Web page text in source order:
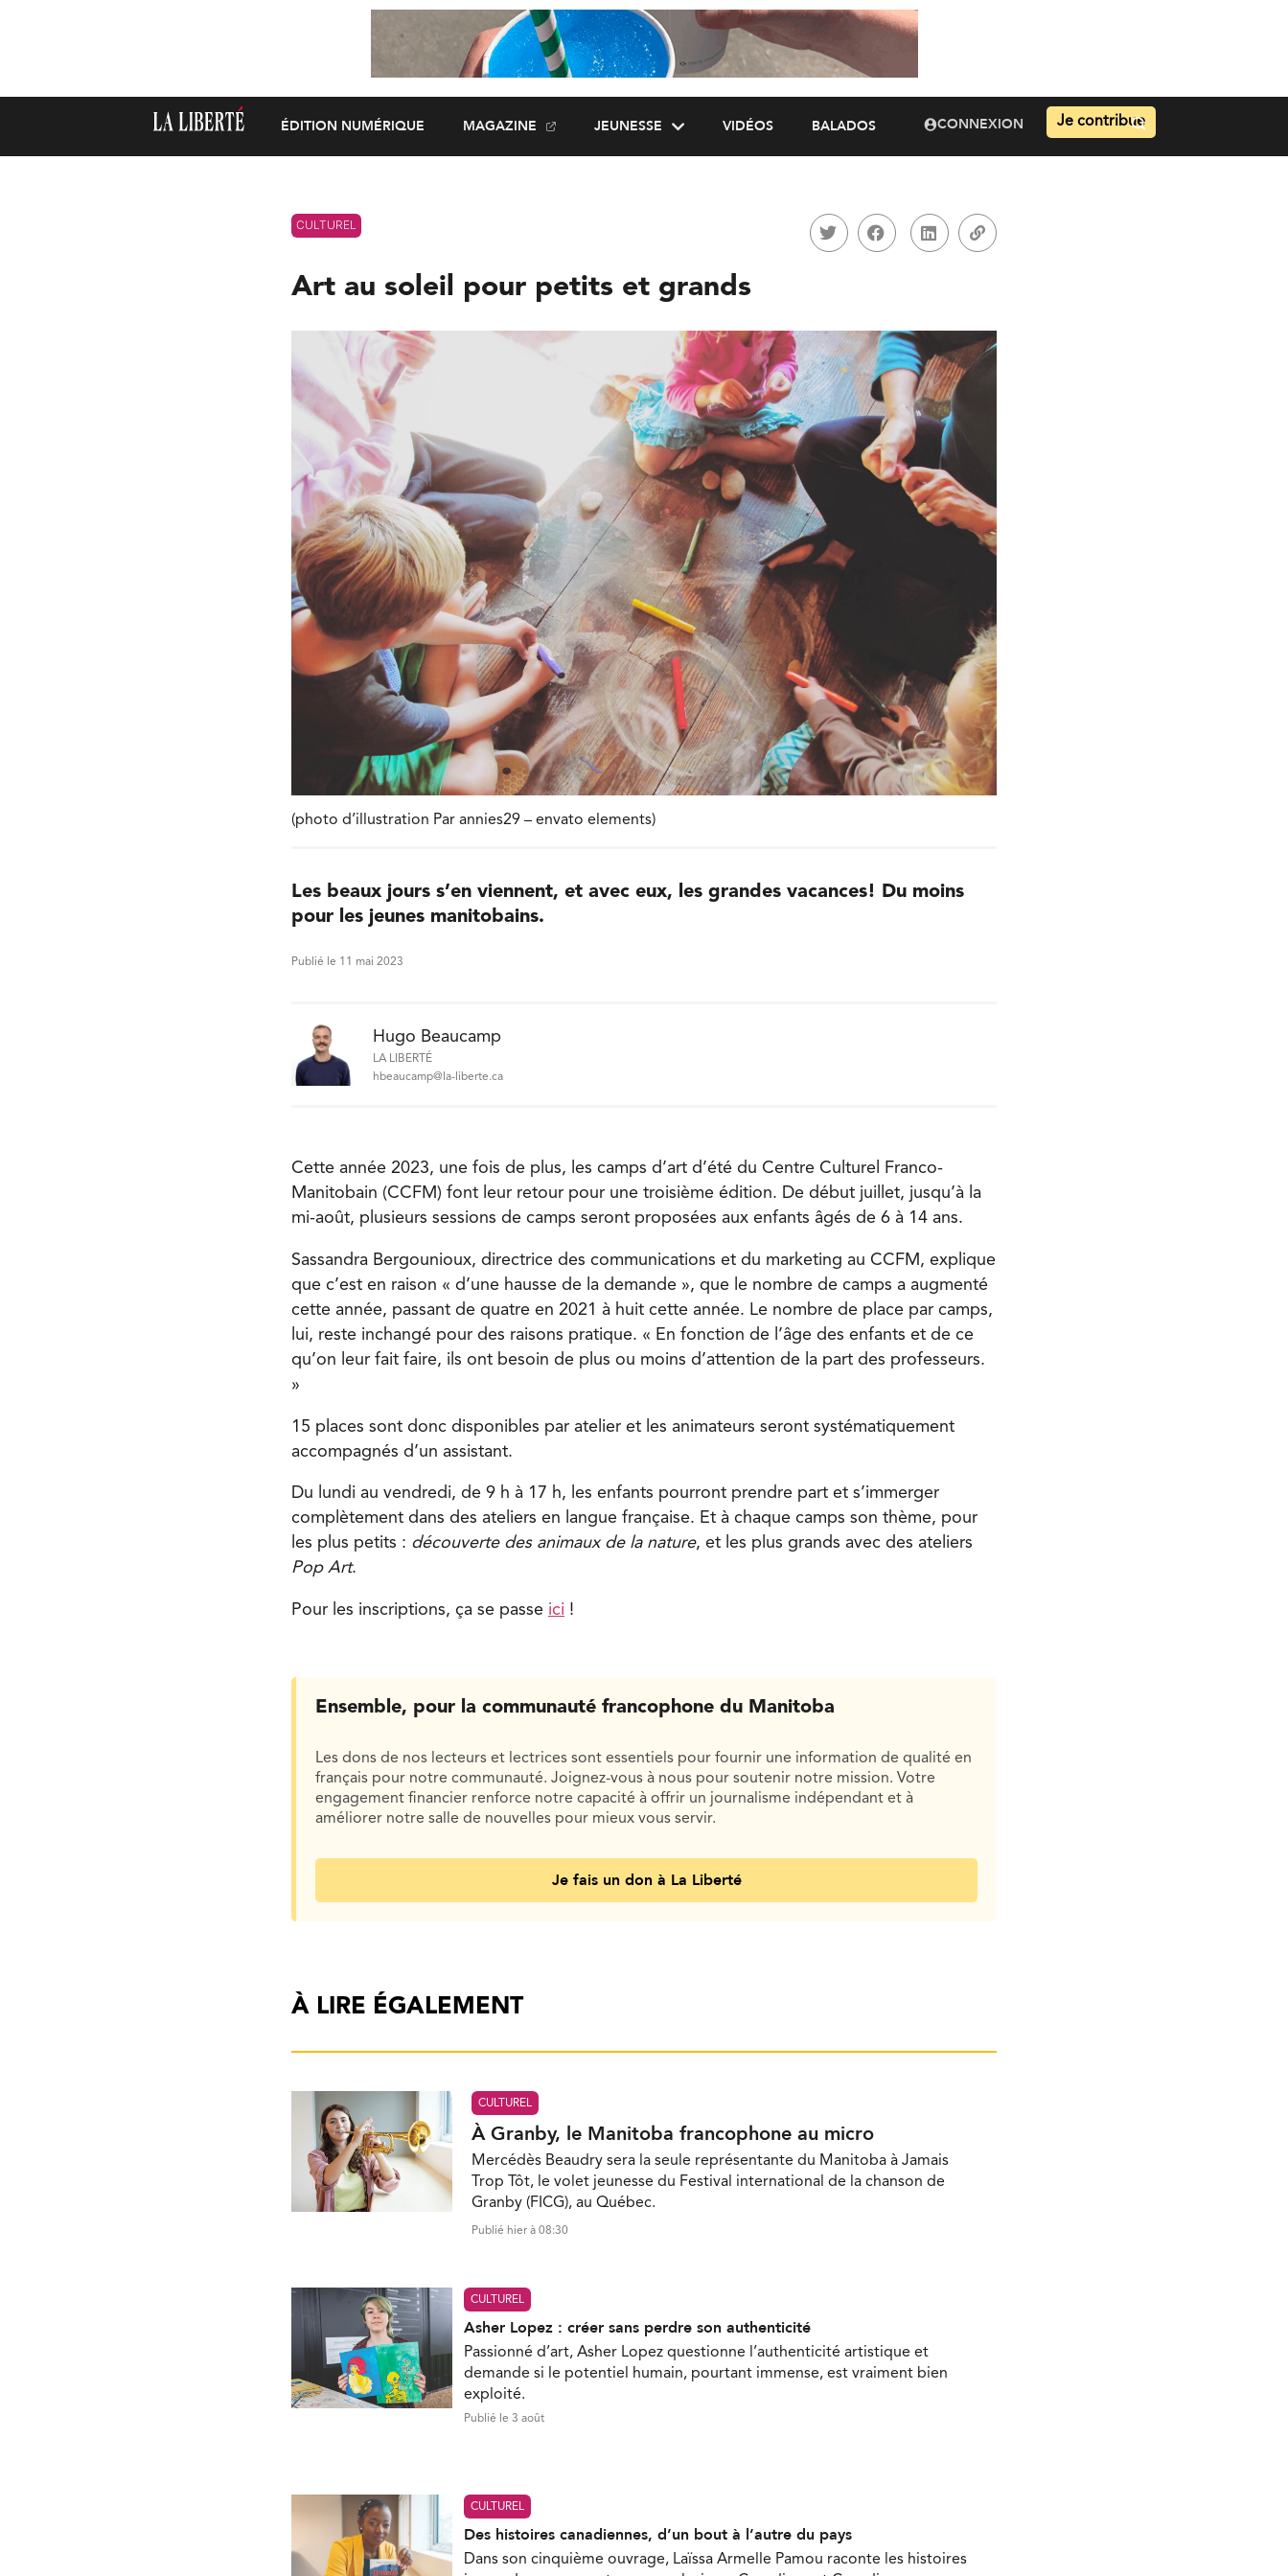
ÉDITION NUMÉRIQUE MAGAZINE JEUNESSE VIDÉOS BALADOS CONNEXION Je contribue
CULTUREL
Art au soleil pour petits et grands
(photo d’illustration Par annies29 – envato elements)
Les beaux jours s’en viennent, et avec eux, les grandes vacances! Du moins
pour les jeunes manitobains.
Publié le 11 mai 2023
Hugo Beaucamp
LA LIBERTÉ
hbeaucamp@la-liberte.ca
Cette année 2023, une fois de plus, les camps d’art d’été du Centre Culturel Franco-
Manitobain (CCFM) font leur retour pour une troisième édition. De début juillet, jusqu’à la
mi-août, plusieurs sessions de camps seront proposées aux enfants âgés de 6 à 14 ans.
Sassandra Bergounioux, directrice des communications et du marketing au CCFM, explique
que c’est en raison « d’une hausse de la demande », que le nombre de camps a augmenté
cette année, passant de quatre en 2021 à huit cette année. Le nombre de place par camps,
lui, reste inchangé pour des raisons pratique. « En fonction de l’âge des enfants et de ce
qu’on leur fait faire, ils ont besoin de plus ou moins d’attention de la part des professeurs.
»
15 places sont donc disponibles par atelier et les animateurs seront systématiquement
accompagnés d’un assistant.
Du lundi au vendredi, de 9 h à 17 h, les enfants pourront prendre part et s’immerger
complètement dans des ateliers en langue française. Et à chaque camps son thème, pour
les plus petits : découverte des animaux de la nature, et les plus grands avec des ateliers
Pop Art.
Pour les inscriptions, ça se passe ici !
Ensemble, pour la communauté francophone du Manitoba
Les dons de nos lecteurs et lectrices sont essentiels pour fournir une information de qualité en
français pour notre communauté. Joignez-vous à nous pour soutenir notre mission. Votre
engagement financier renforce notre capacité à offrir un journalisme indépendant et à
améliorer notre salle de nouvelles pour mieux vous servir.
Je fais un don à La Liberté
À LIRE ÉGALEMENT
CULTUREL
À Granby, le Manitoba francophone au micro
Mercédès Beaudry sera la seule représentante du Manitoba à Jamais
Trop Tôt, le volet jeunesse du Festival international de la chanson de
Granby (FICG), au Québec.
Publié hier à 08:30
CULTUREL
Asher Lopez : créer sans perdre son authenticité
Passionné d’art, Asher Lopez questionne l’authenticité artistique et
demande si le potentiel humain, pourtant immense, est vraiment bien
exploité.
Publié le 3 août
CULTUREL
Des histoires canadiennes, d’un bout à l’autre du pays
Dans son cinquième ouvrage, Laïssa Armelle Pamou raconte les histoires